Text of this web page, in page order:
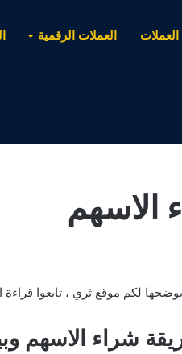
العملات العملات الرقمية
الاسهم
لكم موقع ثري ، تابعوا قراءة
شراء الاسهم